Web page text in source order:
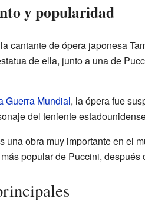
y popularidad
cantante de ópera japonesa
de ella, junto a una de
Guerra Mundial, la ópera fue
del teniente
una obra muy importante en el
popular de Puccini, después